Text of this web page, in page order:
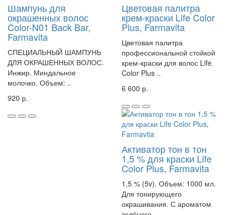
Шампунь для
окрашенных волос
Color-N01 Back Bar,
Farmavita
СПЕЦИАЛЬНЫЙ ШАМПУНЬ
ДЛЯ ОКРАШЕННЫХ ВОЛОС.
Инжир. Миндальное
молочко. Объем: ..
920 р.
Цветовая палитра
крем-краски Life Color
Plus, Farmavita
Цветовая палитра
профессиональной стойкой
крем-краски для волос Life
Color Plus ..
6 600 р.
Активатор тон в тон
1,5 % для краски Life
Color Plus, Farmavita
1,5 % (5v). Объем: 1000 мл.
Для тонирующего
окрашивания. С ароматом